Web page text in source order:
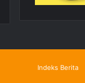
Indeks Berita